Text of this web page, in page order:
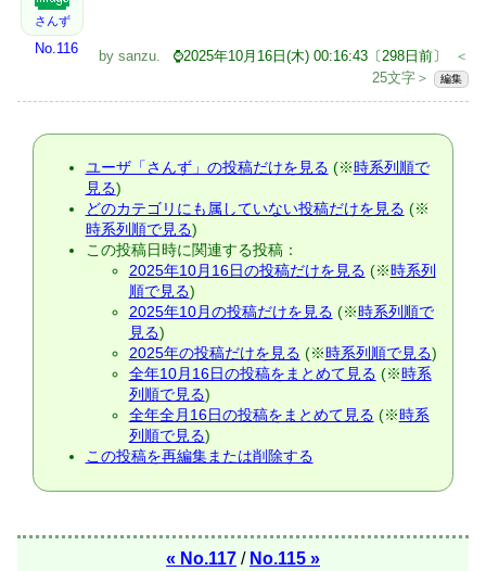
さんず
No.116 by sanzu. ⌚2025年10月16日(木) 00:16:43〔298日前〕
＜
25文字＞
編集
ユーザ「さんず」の投稿だけを見る (※時系列順で
見る)
どのカテゴリにも属していない投稿だけを見る (※
時系列順で見る)
この投稿日時に関連する投稿：
2025年10月16日の投稿だけを見る (※時系列
順で見る)
2025年10月の投稿だけを見る (※時系列順で
見る)
2025年の投稿だけを見る (※時系列順で見る)
全年10月16日の投稿をまとめて見る (※時系
列順で見る)
全年全月16日の投稿をまとめて見る (※時系
列順で見る)
この投稿を再編集または削除する
« No.117 / No.115 »